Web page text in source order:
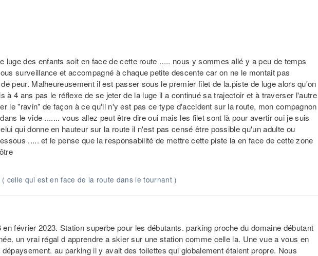
luge des enfants soit en face de cette route ..... nous y sommes allé y a peu de temps
surveillance et accompagné à chaque petite descente car on ne le montait pas
peur. Malheureusement il est passer sous le premier filet de la.piste de luge alors qu'on
à 4 ans pas le réflexe de se jeter de la luge il a continué sa trajectoir et à traverser l'autre
le "ravin" de façon à ce qu'il n'y est pas ce type d'accident sur la route, mon compagnon
le vide ....... vous allez peut être dire oui mais les filet sont là pour avertir oui je suis
qui donne en hauteur sur la route il n'est pas censé être possible qu'un adulte ou
..... et le pense que la responsabilité de mettre cette piste la en face de cette zone
celle qui est en face de la route dans le tournant )
février 2023. Station superbe pour les débutants. parking proche du domaine débutant
un vrai régal d apprendre a skier sur une station comme celle la. Une vue a vous en
au parking il y avait des toilettes qui globalement étaient propre. Nous